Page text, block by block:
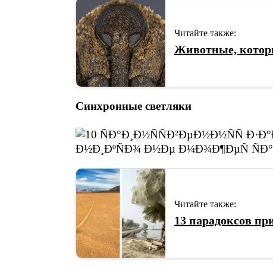
Читайте также:
Животные,
Синхронные светляки
Читайте также:
13 парадоксов